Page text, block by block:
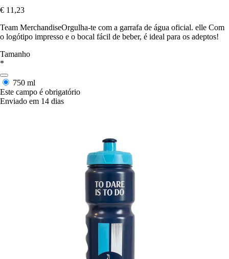
€ 11,23
Team MerchandiseOrgulha-te com a garrafa de água oficial. elle Com
o logótipo impresso e o bocal fácil de beber, é ideal para os adeptos!
Tamanho
*
750 ml
Este campo é obrigatório
Enviado em 14 dias